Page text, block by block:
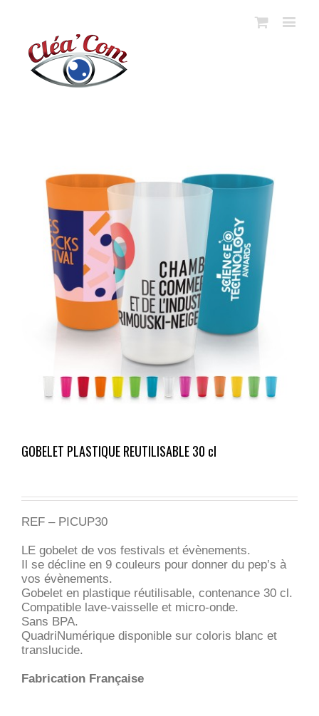
GOBELET PLASTIQUE REUTILISABLE 30 cl
REF – PICUP30
LE gobelet de vos festivals et évènements.
Il se décline en 9 couleurs pour donner du pep’s à
vos évènements.
Gobelet en plastique réutilisable, contenance 30 cl.
Compatible lave-vaisselle et micro-onde.
Sans BPA.
QuadriNumérique disponible sur coloris blanc et
translucide.
Fabrication Française